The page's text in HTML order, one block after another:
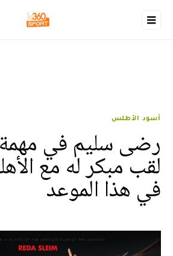
أسود الأطلس
رضى سليم في
لقب مبكر له مع
في هذا الموعد